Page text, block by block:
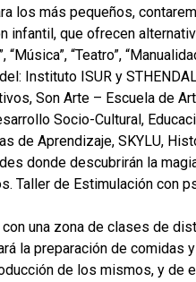
los más pequeños,
infantil, que ofrecen
“Teatro”,
Instituto ISUR y
Son Arte – Escuela de
Socio-Cultural,
de Aprendizaje, SKYLU,
donde descubrirán la
Taller de Estimulación con
una zona de clases de
la preparación de comidas
de los mismos, y de